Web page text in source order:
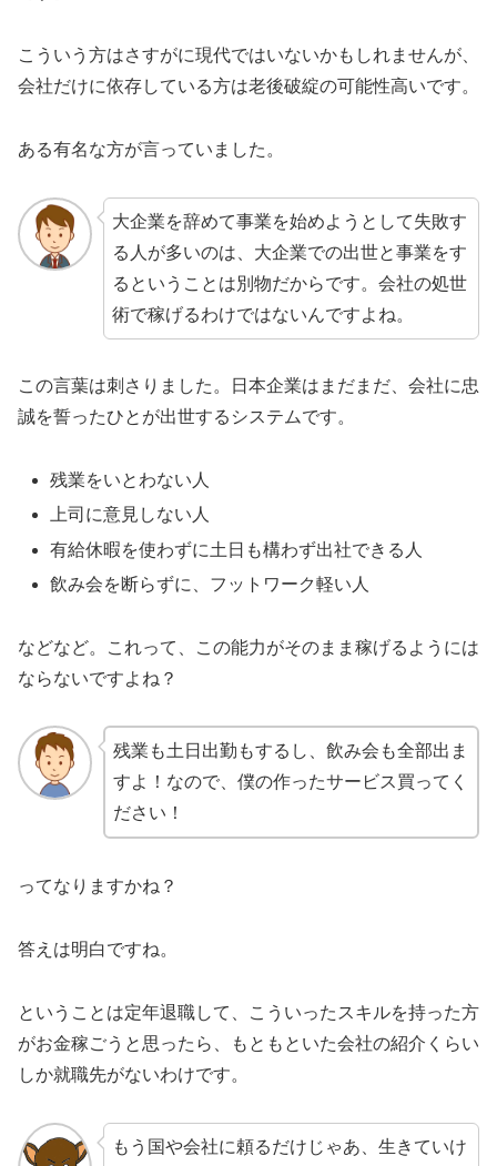
こういう方はさすがに現代ではいないかもしれませんが、
会社だけに依存している方は老後破綻の可能性高いです。
ある有名な方が言っていました。
大企業を辞めて事業を始めようとして失敗す
る人が多いのは、大企業での出世と事業をす
るということは別物だからです。会社の処世
術で稼げるわけではないんですよね。
この言葉は刺さりました。日本企業はまだまだ、会社に忠
誠を誓ったひとが出世するシステムです。
残業をいとわない人
上司に意見しない人
有給休暇を使わずに土日も構わず出社できる人
飲み会を断らずに、フットワーク軽い人
などなど。これって、この能力がそのまま稼げるようには
ならないですよね？
残業も土日出勤もするし、飲み会も全部出ま
すよ！なので、僕の作ったサービス買ってく
ださい！
ってなりますかね？
答えは明白ですね。
ということは定年退職して、こういったスキルを持った方
がお金稼ごうと思ったら、もともといた会社の紹介くらい
しか就職先がないわけです。
もう国や会社に頼るだけじゃあ、生きていけ